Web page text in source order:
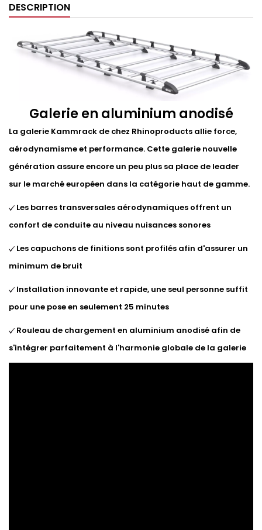
DESCRIPTION
Galerie en aluminium anodisé
La galerie Kammrack de chez Rhinoproducts allie force,
aérodynamisme et performance. Cette galerie nouvelle
génération assure encore un peu plus sa place de leader
sur le marché européen dans la catégorie haut de gamme.
Les barres transversales aérodynamiques offrent un
confort de conduite au niveau nuisances sonores
Les capuchons de finitions sont profilés afin d'assurer un
minimum de bruit
Installation innovante et rapide, une seul personne suffit
pour une pose en seulement 25 minutes
Rouleau de chargement en aluminium anodisé afin de
s'intégrer parfaitement à l'harmonie globale de la galerie